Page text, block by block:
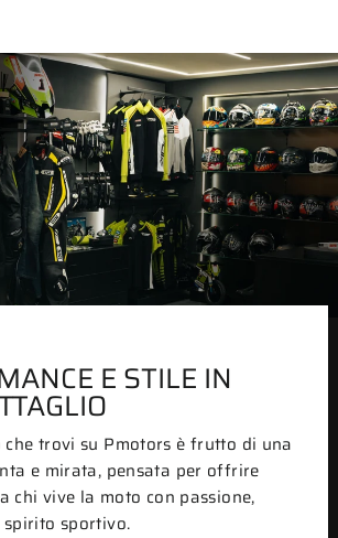
E STILE IN
trovi su Pmotors è frutto di una
e mirata, pensata per offrire
chi vive la moto con passione,
spirito sportivo.